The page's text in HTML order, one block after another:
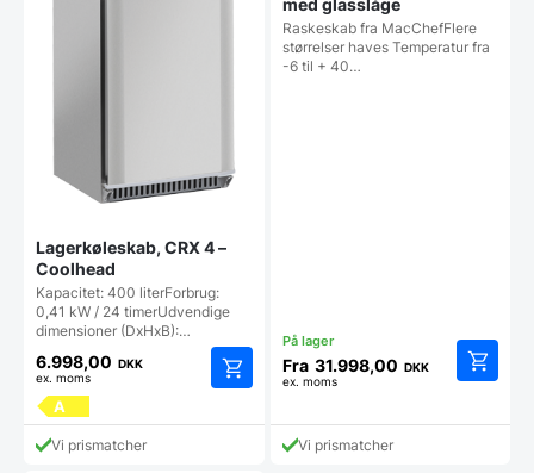
Lagerkøleskab, CRX 4 –
Coolhead
Kapacitet: 400 literForbrug:
0,41 kW / 24 timerUdvendige
dimensioner (DxHxB):…
6.998,00 DKK
ex. moms
A
Vi prismatcher
Raskeskab fra MacChefFlere
størrelser haves Temperatur fra
-6 til + 40…
Fra 31.998,00 DKK
ex. moms
Vi prismatcher